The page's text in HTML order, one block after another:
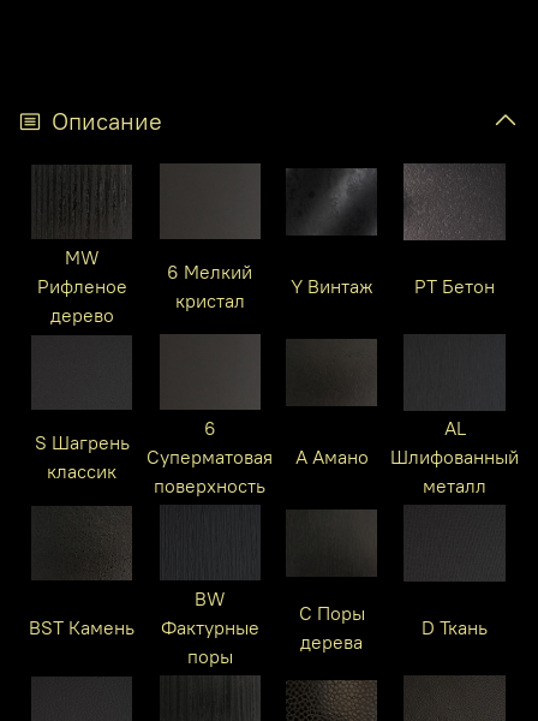
Описание
MW
Рифленое
дерево
6 Мелкий
кристал
Y Винтаж PT Бетон
S Шагрень
классик
6
Суперматовая
поверхность
A Амано
AL
Шлифованный
металл
BST Камень
BW
Фактурные
поры
C Поры
дерева
D Ткань